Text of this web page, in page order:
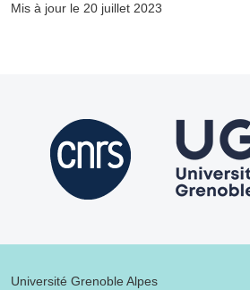
Mis à jour le 20 juillet 2023
Université Grenoble Alpes